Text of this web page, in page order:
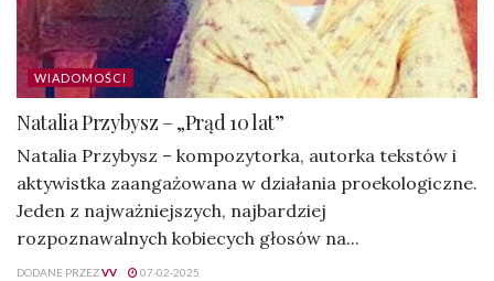
WIADOMOŚCI
Natalia Przybysz – „Prąd 10 lat”
Natalia Przybysz – kompozytorka, autorka tekstów i
aktywistka zaangażowana w działania proekologiczne.
Jeden z najważniejszych, najbardziej
rozpoznawalnych kobiecych głosów na...
DODANE PRZEZVV 07-02-2025